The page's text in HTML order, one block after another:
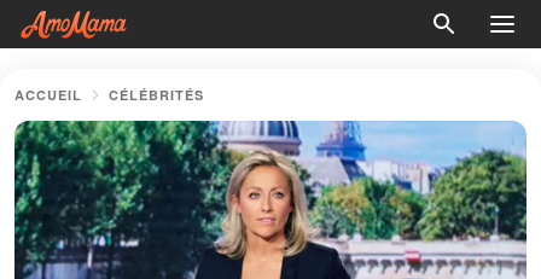
ACCUEIL CÉLÉBRITÉS